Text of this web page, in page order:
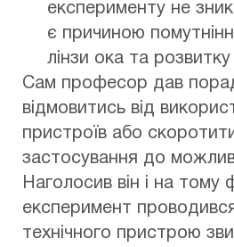
експерименту не
є причиною
лінзи ока та
Сам професор дав
відмовитись від
пристроїв або
застосування до
Наголосив він і на тому
експеримент
технічного пристрою